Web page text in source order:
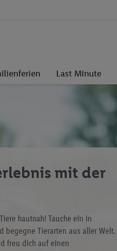
Last Minute
mit der
hautnah! Tauche ein in
begegne Tierarten aus aller Welt.
freu dich auf einen